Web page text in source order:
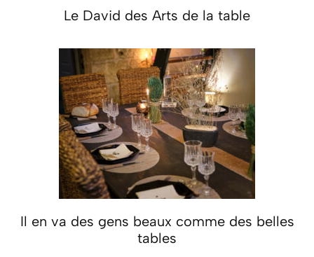
Le David des Arts de la table
Il en va des gens beaux comme des belles
tables